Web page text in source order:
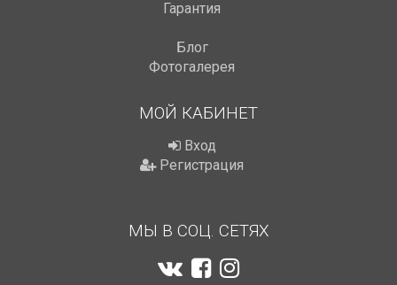
Гарантия
Блог
Фотогалерея
МОЙ КАБИНЕТ
Вход
Регистрация
МЫ В СОЦ. СЕТЯХ